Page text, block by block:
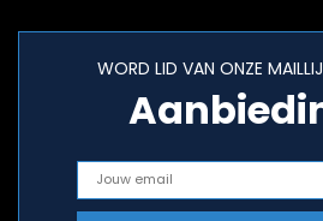
WORD LID VAN ONZE